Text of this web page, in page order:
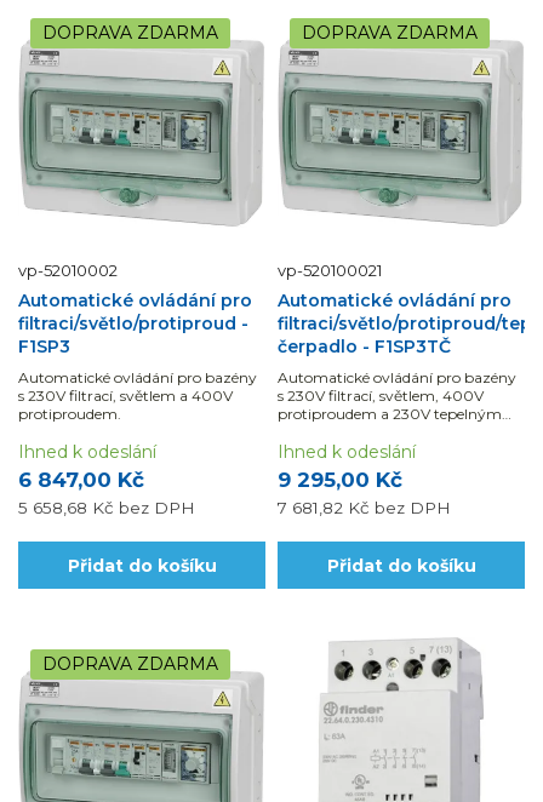
DOPRAVA ZDARMA
vp-52010002
Automatické ovládání pro
filtraci/světlo/protiproud -
F1SP3
Automatické ovládání pro bazény
s 230V filtrací, světlem a 400V
protiproudem.
6 847,00 Kč
5 658,68 Kč bez DPH
Ihned k odeslání
Přidat do košíku
DOPRAVA ZDARMA
vp-520100021
Automatické ovládání pro
filtraci/světlo/protiproud/
čerpadlo - F1SP3TČ
Automatické ovládání pro bazény
s 230V filtrací, světlem, 400V
protiproudem a 230V tepelným
9 295,00 Kč
7 681,82 Kč bez DPH
Ihned k odeslání
Přidat do košíku
DOPRAVA ZDARMA